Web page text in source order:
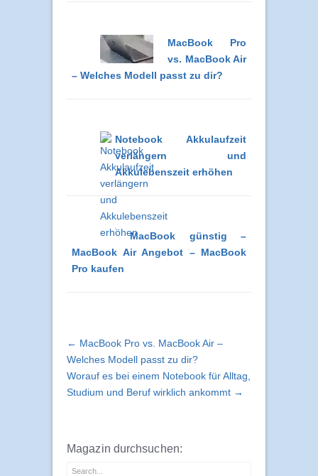
MacBook Pro
vs. MacBook Air
– Welches Modell passt zu dir?
Notebook Akkulaufzeit
verlängern und
Akkulebenszeit erhöhen
MacBook günstig –
MacBook Air Angebot – MacBook
Pro kaufen
← MacBook Pro vs. MacBook Air –
Welches Modell passt zu dir?
Worauf es bei einem Notebook für Alltag,
Studium und Beruf wirklich ankommt →
Magazin durchsuchen: